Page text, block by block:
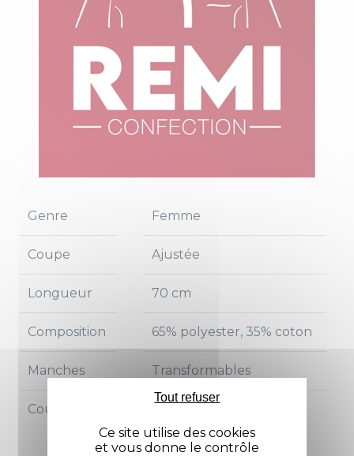
Genre Femme
Coupe Ajustée
Longueur 70 cm
Composition 65% polyester, 35% coton
Manches Transformables
Couleur
Blanc / Couleur
Noir / Couleur
Ce site utilise des cookies
et vous donne le contrôle
Tout refuser